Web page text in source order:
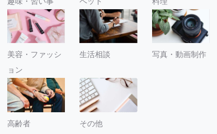
美容・ファッシ
ョン
生活相談 写真・動画制作
高齢者 その他